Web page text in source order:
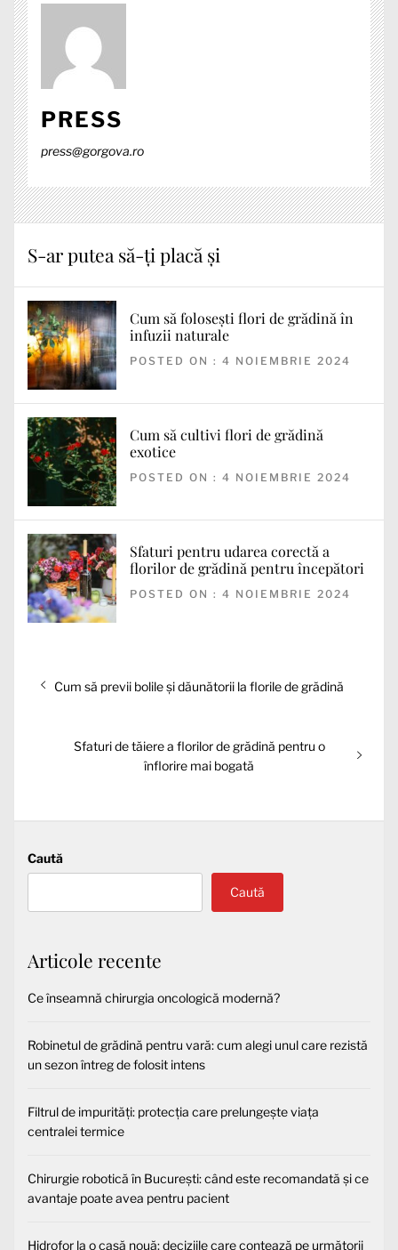
PRESS
press@gorgova.ro
S-ar putea să-ți placă și
Cum să folosești flori de grădină în
infuzii naturale
POSTED ON : 4 NOIEMBRIE 2024
Cum să cultivi flori de grădină
exotice
POSTED ON : 4 NOIEMBRIE 2024
Sfaturi pentru udarea corectă a
florilor de grădină pentru începători
POSTED ON : 4 NOIEMBRIE 2024
Navigare
Articolul
Cum să previi bolile și dăunătorii la florile de grădină
Articolul
Sfaturi de tăiere a florilor de grădină pentru o
înflorire mai bogată
Caută
Caută
Articole recente
Ce înseamnă chirurgia oncologică modernă?
Robinetul de grădină pentru vară: cum alegi unul care rezistă
un sezon întreg de folosit intens
Filtrul de impurități: protecția care prelungește viața
centralei termice
Chirurgie robotică în București: când este recomandată și ce
avantaje poate avea pentru pacient
Hidrofor la o casă nouă: deciziile care contează pe următorii